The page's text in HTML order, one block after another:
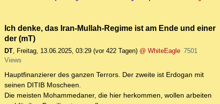
Ich denke, das Iran-Mullah-Regime ist am Ende und einer
der (mT)
DT, Freitag, 13.06.2025, 03:29 (vor 422 Tagen) @ WhiteEagle 7501
Views
Hauptfinanzierer des ganzen Terrors. Der zweite ist Erdogan mit
seinen DITIB Moscheen.
Die meisten Mohammedaner, die hier herkommen, wollen arbeiten